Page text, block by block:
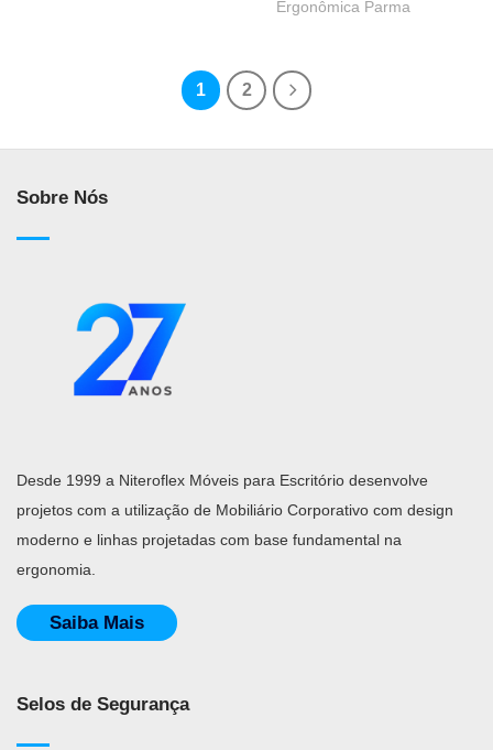
Ergonômica Parma
1 2
Sobre Nós
Desde 1999 a Niteroflex Móveis para Escritório desenvolve
projetos com a utilização de Mobiliário Corporativo com design
moderno e linhas projetadas com base fundamental na
ergonomia.
Saiba Mais
Selos de Segurança